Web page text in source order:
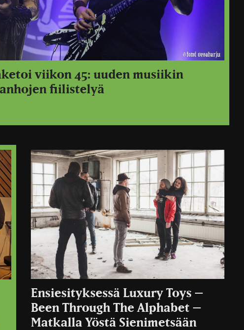
viikon 45: uuden musiikin
fiilistelyä
Ensiesityksessä Luxury Toys –
Been Through The Alphabet –
Matkalla Yöstä Sienimetsään